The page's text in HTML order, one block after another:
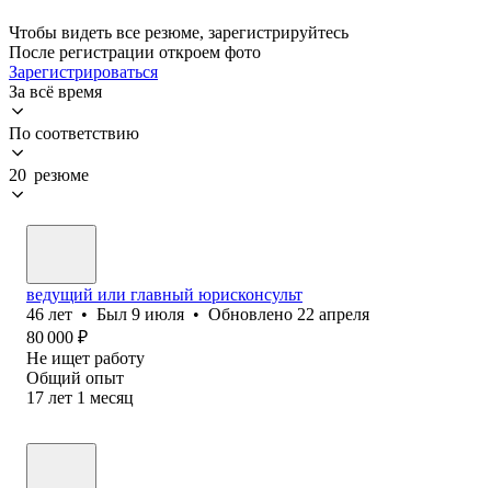
Чтобы видеть все резюме, зарегистрируйтесь
После регистрации откроем фото
Зарегистрироваться
За всё время
По соответствию
20 резюме
ведущий или главный юрисконсульт
46 лет • Был 9 июля • Обновлено 22 апреля
80 000 ₽
Не ищет работу
Общий опыт
17 лет 1 месяц